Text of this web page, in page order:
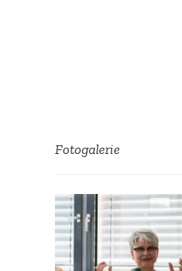
denen
Anke
Fotoga­lerie